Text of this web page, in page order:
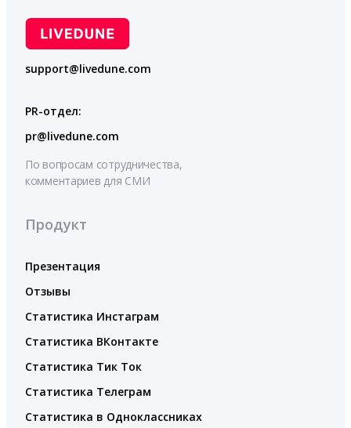
support@livedune.com
PR-отдел:
pr@livedune.com
По вопросам сотрудничества,
комментариев для СМИ
Продукт
Презентация
Отзывы
Статистика Инстаграм
Статистика ВКонтакте
Статистика Тик Ток
Статистика Телеграм
Статистика в Одноклассниках